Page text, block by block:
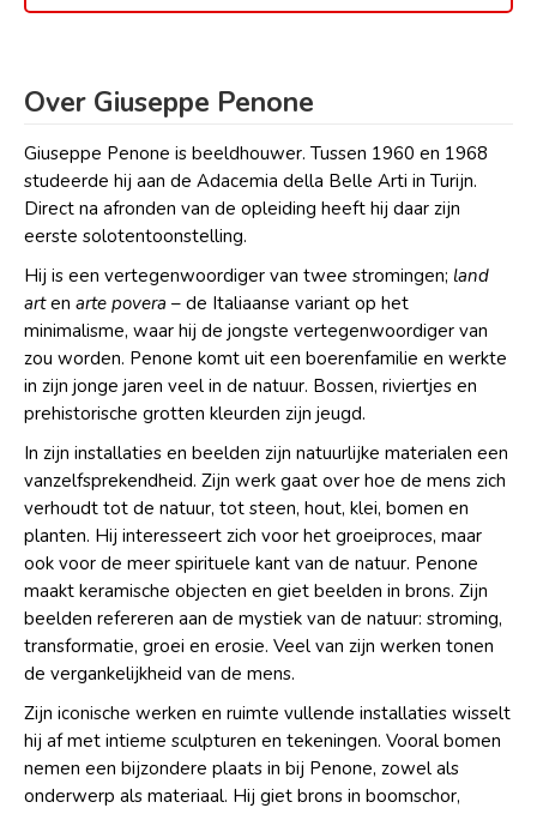
Over Giuseppe Penone
Giuseppe Penone is beeldhouwer. Tussen 1960 en 1968
studeerde hij aan de Adacemia della Belle Arti in Turijn.
Direct na afronden van de opleiding heeft hij daar zijn
eerste solotentoonstelling.
Hij is een vertegenwoordiger van twee stromingen; land
arten arte povera – de Italiaanse variant op het
minimalisme, waar hij de jongste vertegenwoordiger van
zou worden. Penone komt uit een boerenfamilie en werkte
in zijn jonge jaren veel in de natuur. Bossen, riviertjes en
prehistorische grotten kleurden zijn jeugd.
In zijn installaties en beelden zijn natuurlijke materialen een
vanzelfsprekendheid. Zijn werk gaat over hoe de mens zich
verhoudt tot de natuur, tot steen, hout, klei, bomen en
planten. Hij interesseert zich voor het groeiproces, maar
ook voor de meer spirituele kant van de natuur. Penone
maakt keramische objecten en giet beelden in brons. Zijn
beelden refereren aan de mystiek van de natuur: stroming,
transformatie, groei en erosie. Veel van zijn werken tonen
de vergankelijkheid van de mens.
Zijn iconische werken en ruimte vullende installaties wisselt
hij af met intieme sculpturen en tekeningen. Vooral bomen
nemen een bijzondere plaats in bij Penone, zowel als
onderwerp als materiaal. Hij giet brons in boomschor,